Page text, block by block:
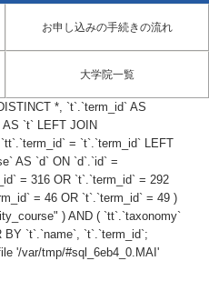
お申し込みの手続きの流れ
大学院一覧
*, `t`.`term_id` AS
AS `t` LEFT JOIN
= `t`.`term_id` LEFT
AS `d` ON `d`.`id` =
= 316 OR `t`.`term_id` = 292
= 46 OR `t`.`term_id` = 49 )
) AND ( `tt`.`taxonomy`
`t`.`name`, `t`.`term_id`;
'/var/tmp/#sql_6eb4_0.MAI'